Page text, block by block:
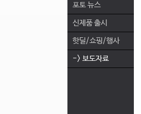
포토 뉴스
신제품 출시
핫딜/쇼핑/행사
-> 보도자료